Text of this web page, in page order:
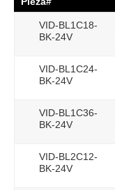
VID-BL1C18-
BK-24V
VID-BL1C24-
BK-24V
VID-BL1C36-
BK-24V
VID-BL2C12-
BK-24V